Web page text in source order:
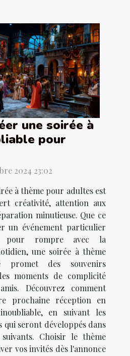
une soirée à
pour
2024 23:02
à thème pour adultes est
créativité, attention aux
minutieuse. Que ce
un événement particulier
pour rompre avec la
une soirée à thème
promet des souvenirs
moments de complicité
Découvrez comment
prochaine réception en
en suivant les
qui seront développés dans
Choisir le thème
vos invités dès l'annonce